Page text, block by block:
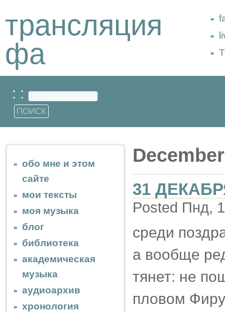
трансляция
фа
: :
обо мне и этом
сайте
мои тексты
моя музыка
блог
библиотека
академическая
музыка
аудиоархив
хронология
31
Posted Пнд,
среди
а вообще
тянет: не
пловом